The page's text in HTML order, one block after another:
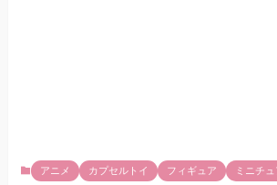
アニメ カプセルトイ フィギュア ミニチュ